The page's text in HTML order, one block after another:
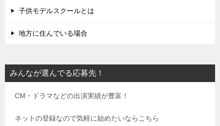
子供モデルスクールとは
地方に住んでいる場合
みんなが選んでる応募先！
CM・ドラマなどの出演実績が豊富！
ネットの登録なので気軽に始めたいならこちら